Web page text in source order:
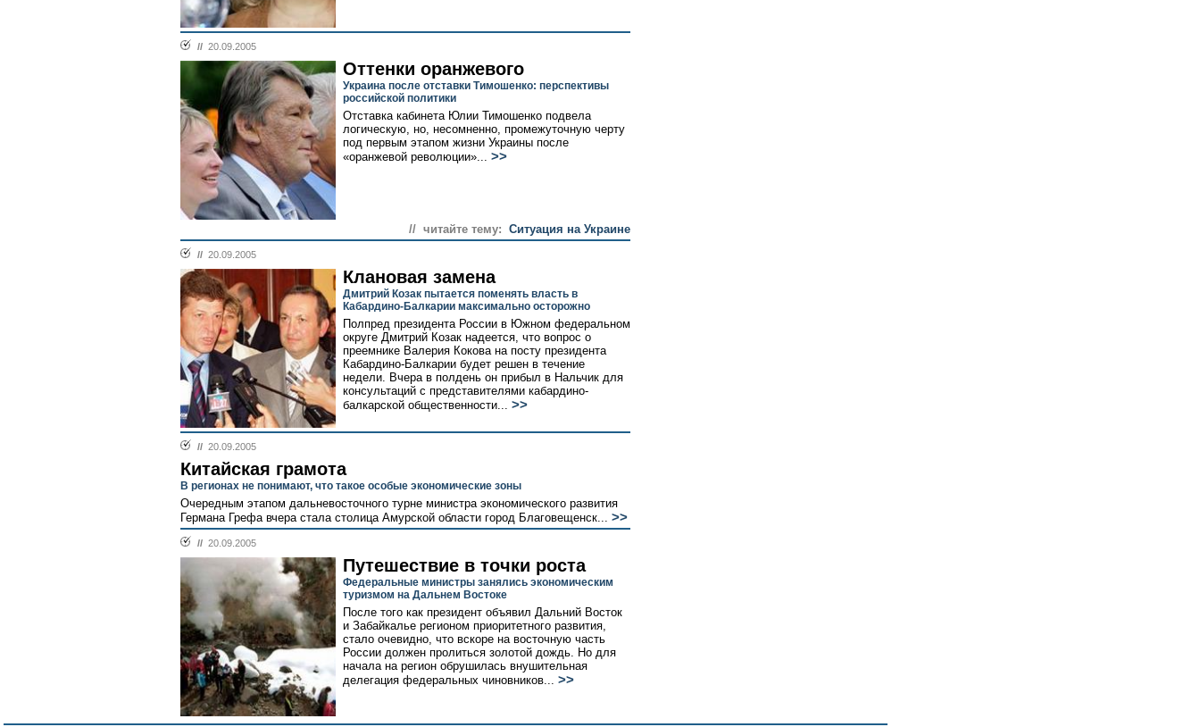
// 20.09.2005
Оттенки оранжевого
Украина после отставки Тимошенко: перспективы
российской политики
Отставка кабинета Юлии Тимошенко подвела
логическую, но, несомненно, промежуточную черту
под первым этапом жизни Украины после
«оранжевой революции»... >>
// читайте тему: Ситуация на Украине
// 20.09.2005
Клановая замена
Дмитрий Козак пытается поменять власть в
Кабардино-Балкарии максимально осторожно
Полпред президента России в Южном федеральном
округе Дмитрий Козак надеется, что вопрос о
преемнике Валерия Кокова на посту президента
Кабардино-Балкарии будет решен в течение
недели. Вчера в полдень он прибыл в Нальчик для
консультаций с представителями кабардино-
балкарской общественности... >>
// 20.09.2005
Китайская грамота
В регионах не понимают, что такое особые экономические зоны
Очередным этапом дальневосточного турне министра экономического развития
Германа Грефа вчера стала столица Амурской области город Благовещенск... >>
// 20.09.2005
Путешествие в точки роста
Федеральные министры занялись экономическим
туризмом на Дальнем Востоке
После того как президент объявил Дальний Восток
и Забайкалье регионом приоритетного развития,
стало очевидно, что вскоре на восточную часть
России должен пролиться золотой дождь. Но для
начала на регион обрушилась внушительная
делегация федеральных чиновников... >>